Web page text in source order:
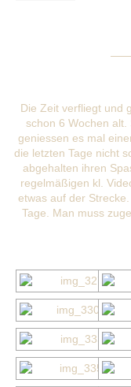
Die Zeit verfliegt und
schon 6 Wochen
geniessen es mal
die letzten Tage nicht
abgehalten ihren
regelmäßigen kl.
etwas auf der
Tage. Man muss